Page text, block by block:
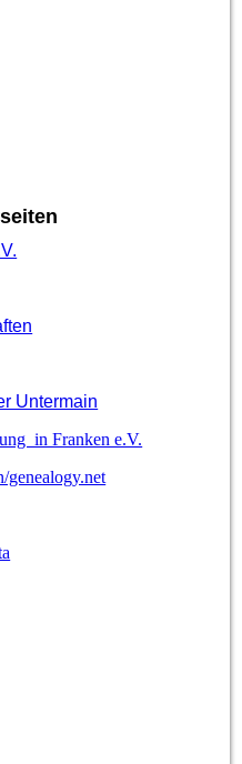
Untermain
in Franken e.V.
genealogy.net